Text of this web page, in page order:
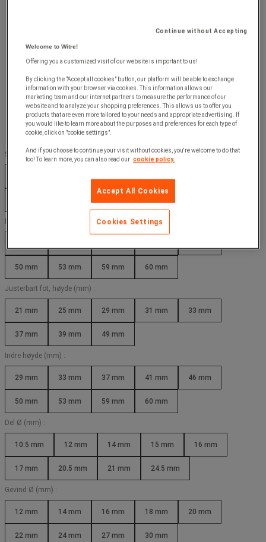
Sikker arbeidsbelastning (kg) :
Indre bredde (mm) :
50 mm 53 mm 59 mm 60 mm
Justerbart fot, høyde (mm) :
21 mm 25 mm 29 mm 31 mm 33 mm
37 mm 39 mm 49 mm
Indre høyde (mm) :
29 mm 33 mm 37 mm 41 mm 46 mm
50 mm 53 mm 59 mm 60 mm
Del Ø (mm) :
10.5 mm 12 mm 14 mm 15 mm 16 mm
17 mm 20.5 mm 21 mm 24.5 mm
Gevind Ø (mm) :
12 mm 14 mm 16 mm 18 mm 20 mm
22 mm 24 mm 27 mm 30 mm
Continue without Accepting
Welcome to Witre!
Offering you a customized visit of our website is important to us!
By clicking the "Accept all cookies" button, our platform will be able to exchange
information with your browser via cookies. This information allows our
marketing team and our internet partners to measure the performance of our
website and to analyze your shopping preferences. This allows us to offer you
products that are even more tailored to your needs and appropriate advertising. If
you would like to learn more about the purposes and preferences for each type of
cookie, click on "cookie settings".
And if you choose to continue your visit without cookies, you're welcome to do that
too! To learn more, you can also read our cookie policy.
Accept All Cookies
Cookies Settings